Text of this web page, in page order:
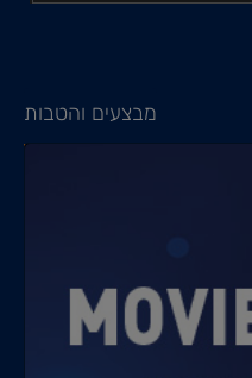
מבצעים והטבות